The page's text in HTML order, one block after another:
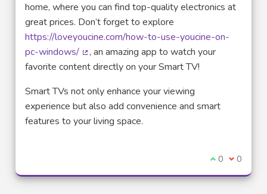
home, where you can find top-quality electronics at
great prices. Don’t forget to explore
https://loveyoucine.com/how-to-use-youcine-on-
pc-windows/
(Lien externe)
, an amazing app to watch your
favorite content directly on your Smart TV!
Smart TVs not only enhance your viewing
experience but also add convenience and smart
features to your living space.
Je suis
0 Je ne
0